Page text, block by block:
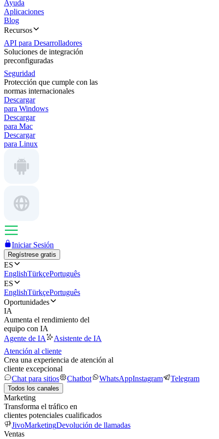
Ayuda
Aplicaciones
Blog
Recursos
API para Desarrolladores
Soluciones de integración
preconfiguradas
Seguridad
Protección que cumple con las
normas internacionales
Descargar
para Windows
Descargar
para Mac
Descargar
para Linux
Iniciar Sesión
Regístrese gratis
ES
EnglishTürkçePortuguês
ES
EnglishTürkçePortuguês
Oportunidades
IA
Aumenta el rendimiento del
equipo con IA
Agente de IA
Asistente de IA
Atención al cliente
Crea una experiencia de atención al
cliente excepcional
Chat para sitios
Chatbot WhatsAppInstagram Telegram
Todos los canales
Marketing
Transforma el tráfico en
clientes potenciales cualificados
JivoMarketingDevolución de llamadas
Ventas